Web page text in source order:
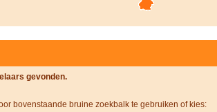
gevonden.
bovenstaande bruine zoekbalk te gebruiken of kies: